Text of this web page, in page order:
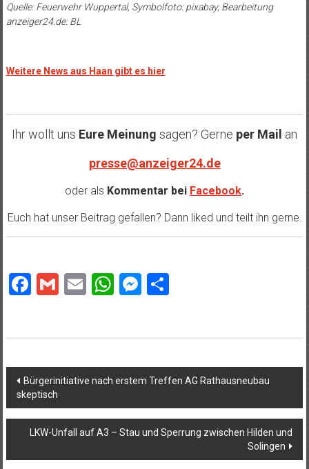
Quelle: Feuerwehr Wuppertal, Symbolfoto: pixabay, Bearbeitung
anzeiger24.de: BL
Weitere News aus Haan gibt es hier
Ihr wollt uns Eure Meinung sagen? Gerne per Mail an
presse@anzeiger24.de
oder als Kommentar bei Facebook.
Euch hat unser Beitrag gefallen? Dann liked und teilt ihn gerne.
Facebook
Gmail
EmailWhatsApp
Messenger
Teilen
Beitragsnavigation
Bürgerinitiative nach erstem Treffen AG Rathausneubau
skeptisch
LKW-Unfall auf A3 – Stau und Sperrung zwischen Hilden und
Solingen